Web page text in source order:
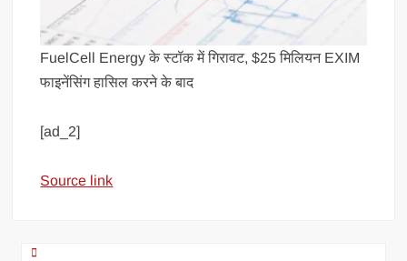
FuelCell Energy के स्टॉक में गिरावट, $25 मिलियन EXIM
फाइनेंसिंग हासिल करने के बाद
[ad_2]
Source link